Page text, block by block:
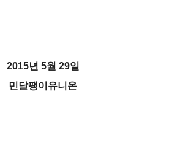
2015년 5월 29일
민달팽이유니온